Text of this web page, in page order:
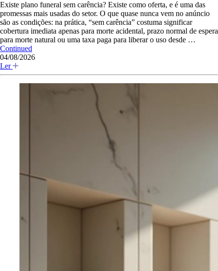
Existe plano funeral sem carência? Existe como oferta, e é uma das
promessas mais usadas do setor. O que quase nunca vem no anúncio
são as condições: na prática, “sem carência” costuma significar
cobertura imediata apenas para morte acidental, prazo normal de espera
para morte natural ou uma taxa paga para liberar o uso desde …
Continued
04/08/2026
Ler